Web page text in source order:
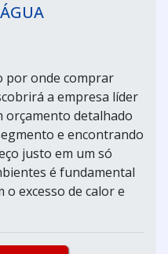
por onde comprar
a empresa líder
orçamento detalhado
e encontrando
justo em um só
é fundamental
excesso de calor e